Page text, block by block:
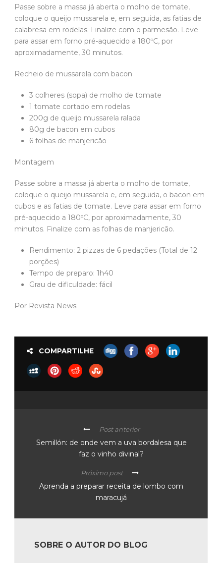
Passe sobre a massa já aberta o molho de tomate,
coloque o queijo mussarela e, em seguida, as fatias de
calabresa em rodelas. Finalize com o parmesão. Leve
para assar em forno pré-aquecido a 180ºC, por
aproximadamente, 30 minutos.
Recheio de mussarela com bacon
3 colheres (sopa) de molho de tomate
1 tomate cortado em rodelas
200g de queijo mussarela ralada
80g de bacon em cubos
6 folhas de manjericão
Montagem
Passe sobre a massa já aberta o molho de tomate,
coloque o queijo mussarela e, em seguida, o bacon em
cubos e as fatias de tomate. Leve para assar em forno
pré-aquecido a 180ºC, por aproximadamente, 30
minutos. Finalize com as folhas de manjericão.
Rendimento: 2 pizzas de 6 pedações (Total de 12
porções)
Tempo de preparo: 1h40
Grau de dificuldade: fácil
Por Revista News
COMPARTILHE
Post anterior
Semillón: de onde vem a uva bordalesa que
faz o vinho divinal?
Próximo post
Aprenda a preparar receita de lombo com
maracujá
SOBRE O AUTOR DO BLOG